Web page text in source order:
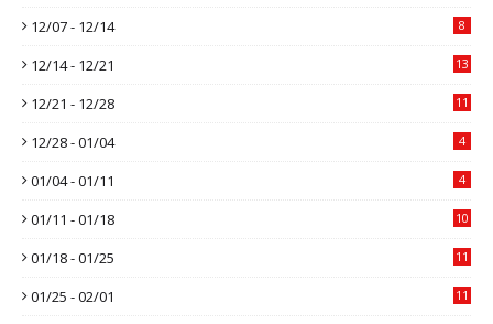
12/07 - 12/14 8
12/14 - 12/21 13
12/21 - 12/28 11
12/28 - 01/04 4
01/04 - 01/11 4
01/11 - 01/18 10
01/18 - 01/25 11
01/25 - 02/01 11